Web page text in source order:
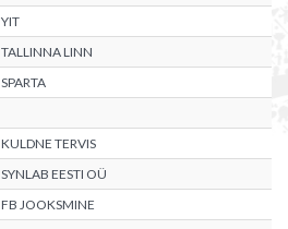
YIT
TALLINNA LINN
SPARTA
KULDNE TERVIS
SYNLAB EESTI OÜ
FB JOOKSMINE